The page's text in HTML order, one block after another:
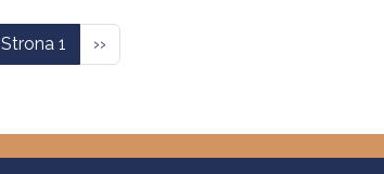
Strona 1 Następna strona
››